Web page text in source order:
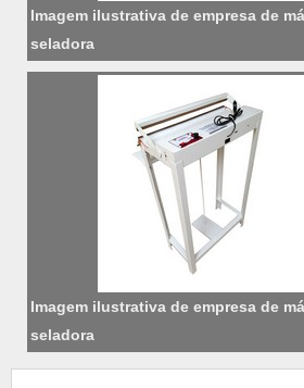
Imagem ilustrativa de empresa de
seladora
Imagem ilustrativa de empresa de
seladora